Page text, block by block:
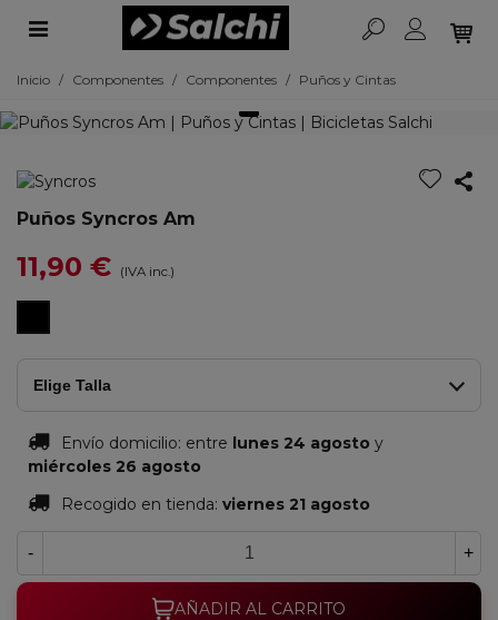
Inicio / Componentes / Componentes / Puños y Cintas
Puños Syncros Am
11,90 € (IVA inc.)
Elige Talla
Envío domicilio: entre lunes 24 agosto y
miércoles 26 agosto
Recogido en tienda: viernes 21 agosto
- +
AÑADIR AL CARRITO